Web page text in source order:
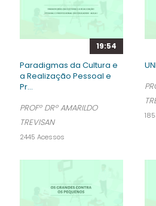
19:54
Paradigmas da Cultura e
a Realização Pessoal e
Pr...
PROFº DRº AMARILDO
TREVISAN
2445 Acessos